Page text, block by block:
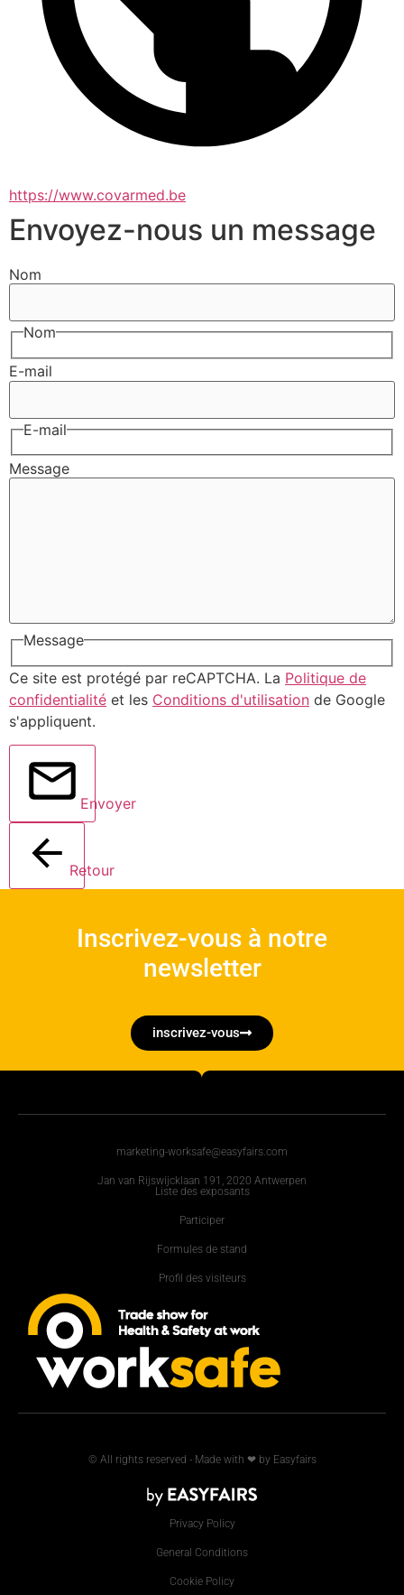
https://www.covarmed.be
Envoyez-nous un message
Nom
Nom
E-mail
E-mail
Message
Message
Ce site est protégé par reCAPTCHA. La Politique de
confidentialité et les Conditions d'utilisation de Google
s'appliquent.
Envoyer
Retour
Inscrivez-vous à notre
newsletter
inscrivez-vous
marketing-worksafe@easyfairs.com
Jan van Rijswijcklaan 191, 2020 Antwerpen
Liste des exposants
Participer
Formules de stand
Profil des visiteurs
© All rights reserved - Made with ❤ by Easyfairs
Privacy Policy
General Conditions
Cookie Policy